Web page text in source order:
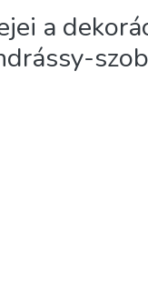
a